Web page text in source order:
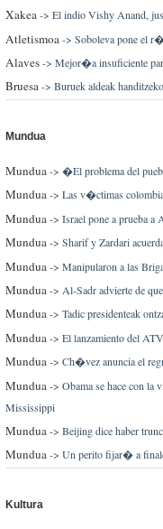
Xakea-> El indio Vishy Anand,
Atletismoa -> Soboleva pone el
Alaves-> Mejor�a insuficiente
Bruesa-> Buruek aldeak
Mundua
Mundua-> �El problema del
Mundua-> Las v�ctimas
Mundua-> Israel pone a prueba a
Mundua-> Sharif y Zardari
Mundua-> Manipularon a las
Mundua-> Al-Sadr advierte de
Mundua-> Tadic presidenteak
Mundua-> El lanzamiento del
Mundua-> Ch�vez anuncia el
Mundua -> Obama se hace con la
Mississippi
Mundua-> Beijing dice haber
Mundua-> Un perito fijar� a
Kultura